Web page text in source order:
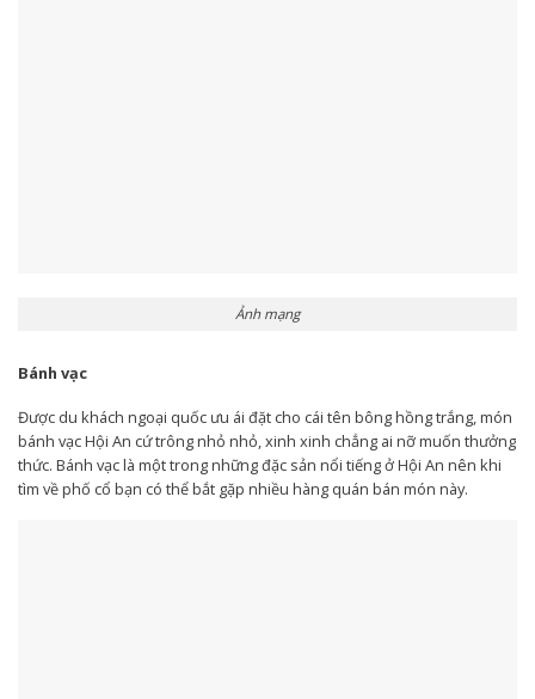
Ảnh mạng
Bánh vạc
Được du khách ngoại quốc ưu ái đặt cho cái tên bông hồng trắng, món
bánh vạc Hội An cứ trông nhỏ nhỏ, xinh xinh chẳng ai nỡ muốn thưởng
thức. Bánh vạc là một trong những đặc sản nổi tiếng ở Hội An nên khi
tìm về phố cổ bạn có thể bắt gặp nhiều hàng quán bán món này.